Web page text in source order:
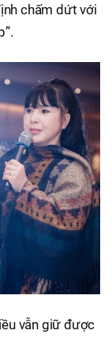
chấm dứt với
vẫn giữ được